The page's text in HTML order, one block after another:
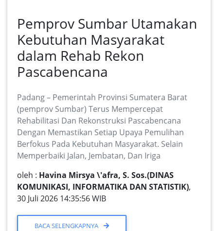
Pemprov Sumbar Utamakan
Kebutuhan Masyarakat
dalam Rehab Rekon
Pascabencana
Padang – Pemerintah Provinsi Sumatera Barat
(pemprov Sumbar) Terus Mempercepat
Rehabilitasi Dan Rekonstruksi Pascabencana
Dengan Memastikan Setiap Upaya Pemulihan
Berfokus Pada Kebutuhan Masyarakat. Selain
Memperbaiki Jalan, Jembatan, Dan Iriga
oleh : Havina Mirsya \'afra, S. Sos.(DINAS
KOMUNIKASI, INFORMATIKA DAN STATISTIK),
30 Juli 2026 14:35:56 WIB
BACA SELENGKAPNYA